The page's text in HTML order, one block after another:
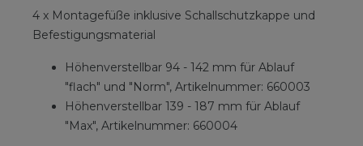
4 x Montagefüße inklusive Schallschutzkappe und
Befestigungsmaterial
Höhenverstellbar 94 - 142 mm für Ablauf
"flach" und "Norm", Artikelnummer: 660003
Höhenverstellbar 139 - 187 mm für Ablauf
"Max", Artikelnummer: 660004